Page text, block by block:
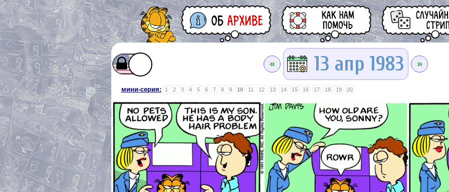
« 13 апр 1983 »
мини-серия: 1 2 3 4 5 6 7 8 9 10 11 12 13 14 15 16 17 18 19 20